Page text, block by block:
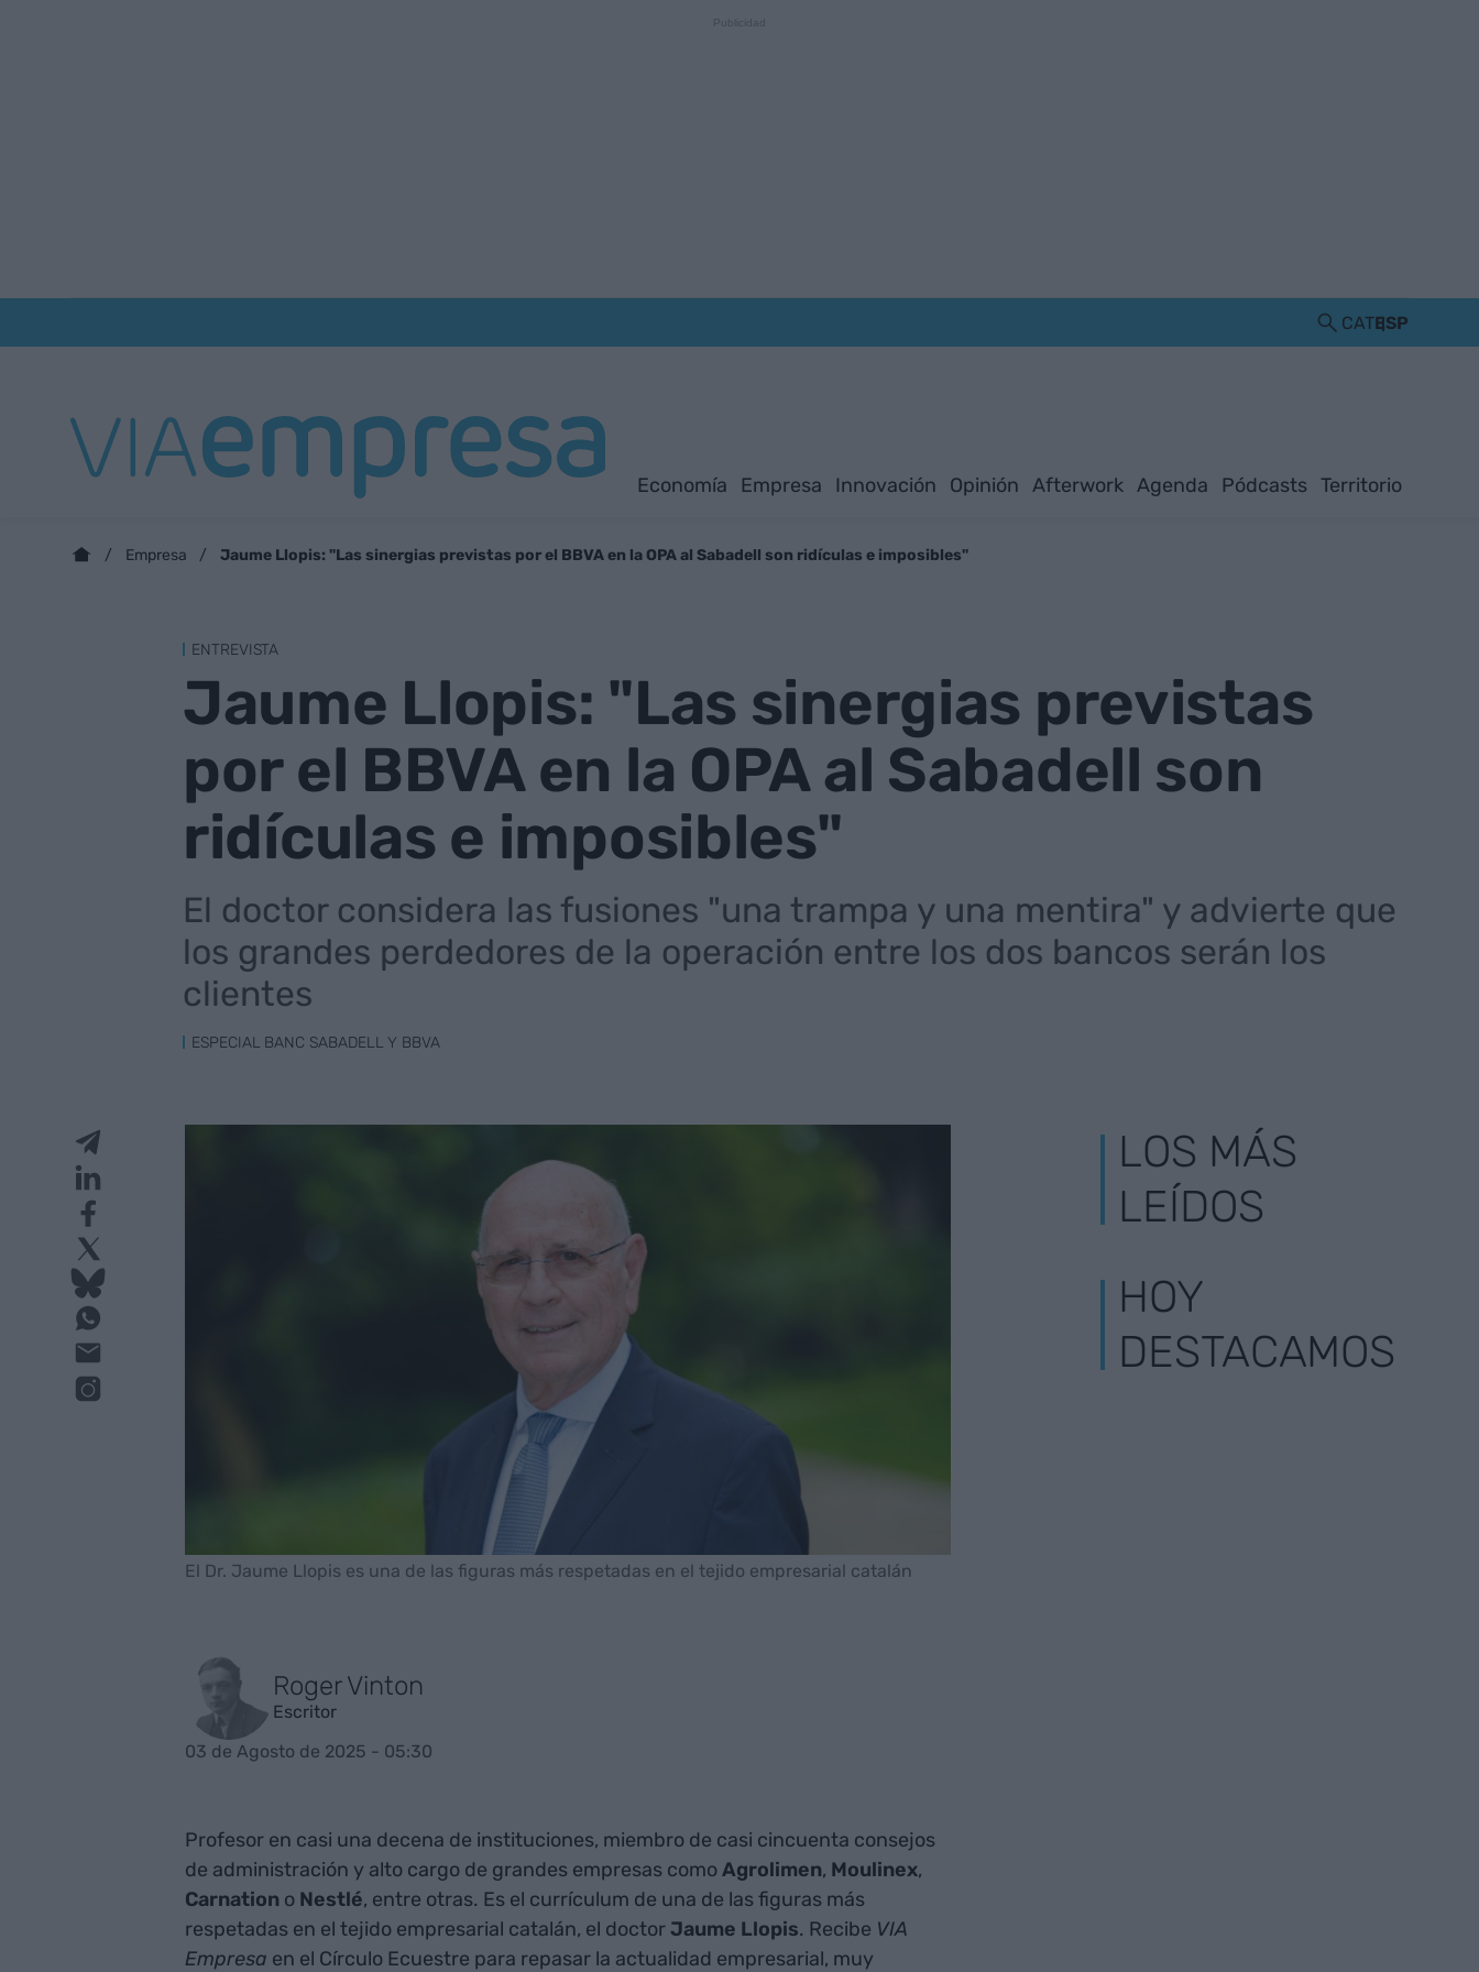
CATESP
Economía Empresa Innovación Opinión Afterwork Agenda Pódcasts Territorio
Empresa Jaume Llopis: "Las sinergias previstas por el BBVA en la OPA al Sabadell son ridículas e imposibles"
ENTREVISTA
Jaume Llopis: "Las sinergias previstas
por el BBVA en la OPA al Sabadell son
ridículas e imposibles"
El doctor considera las fusiones "una trampa y una mentira" y advierte que
los grandes perdedores de la operación entre los dos bancos serán los
clientes
ESPECIAL BANC SABADELL Y BBVA
El Dr. Jaume Llopis es una de las figuras más respetadas en el tejido empresarial catalán
Roger Vinton
Escritor
03 de Agosto de 2025 - 05:30
Profesor en casi una decena de instituciones, miembro de casi cincuenta consejos
de administración y alto cargo de grandes empresas comoAgrolimen, Moulinex,
Carnation o Nestlé, entre otras. Es el currículum de una de las figuras más
respetadas en el tejido empresarial catalán, el doctorJaume Llopis. Recibe VIA
Empresa en el Círculo Ecuestre para repasar la actualidad empresarial, muy
LOS MÁS
LEÍDOS
HOY
DESTACAMOS